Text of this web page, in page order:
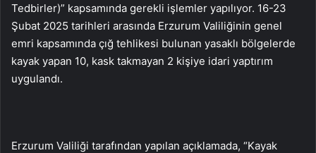
Tedbirler)” kapsamında gerekli işlemler yapılıyor. 16-23
Şubat 2025 tarihleri arasında Erzurum Valiliğinin genel
emri kapsamında çığ tehlikesi bulunan yasaklı bölgelerde
kayak yapan 10, kask takmayan 2 kişiye idari yaptırım
uygulandı.
Erzurum Valiliği tarafından yapılan açıklamada, “Kayak